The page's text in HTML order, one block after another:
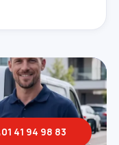
01 41 94 98 83